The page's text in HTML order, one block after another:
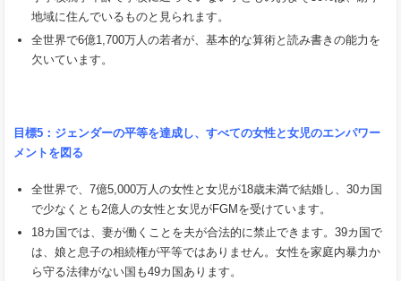
地域に住んでいるものと見られます。
全世界で6億1,700万人の若者が、基本的な算術と読み書きの能力を
欠いています。
目標5 ：ジェンダーの平等を達成し、すべての女性と女児のエンパワー
メントを図る
全世界で、7億5,000万人の女性と女児が18歳未満で結婚し、30カ国
で少なくとも2億人の女性と女児がFGMを受けています。
18カ国では、妻が働くことを夫が合法的に禁止できます。39カ国で
は、娘と息子の相続権が平等ではありません。女性を家庭内暴力か
ら守る法律がない国も49カ国あります。